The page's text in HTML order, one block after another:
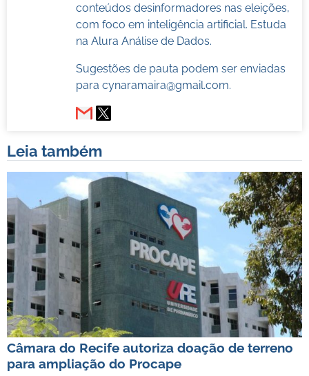
conteúdos desinformadores nas eleições,
com foco em inteligência artificial. Estuda
na Alura Análise de Dados.
Sugestões de pauta podem ser enviadas
para cynaramaira@gmail.com.
Leia também
Câmara do Recife autoriza doação de terreno
para ampliação do Procape